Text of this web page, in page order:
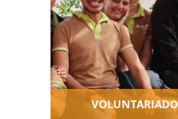
importantes en AAP.
ser uno de ellos?
VOLUNTARIADO